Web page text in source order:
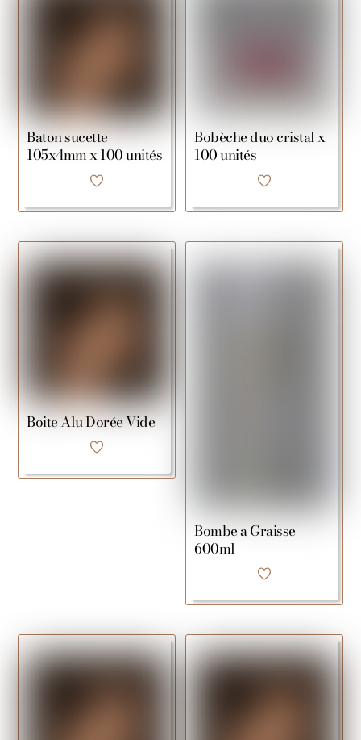
Baton sucette
105x4mm x 100 unités
Bobèche duo cristal x
100 unités
Boite Alu Dorée Vide
Bombe a Graisse
600ml